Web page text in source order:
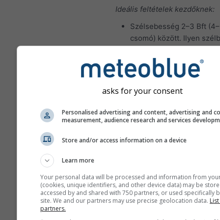
Ideális feltételek kezdőknek:
Szélsebesség 2–3 Bft
csomó) között. Ilyen
végrehajthatók, és a
megbocsáthatók.
hajósoknak:
csomó) között. Ilyen
sérülések és károk
érdekében.
Jelentős
asks for your consent
Personalised advertising and content, advertising and
measurement, audience research and services
Store and/or access information on a device
Learn more
Your personal data will be processed and information from
(cookies, unique identifiers, and other device data) may be
accessed by and shared with 750 partners, or used specifically
site. We and our partners may use precise geolocation data.
partners.